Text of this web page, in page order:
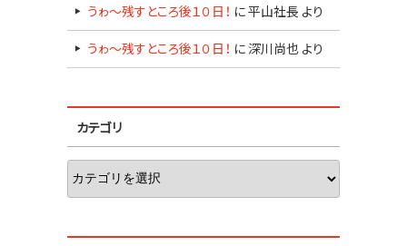
うゎ～残すところ後１０日！ に平山社長 より
うゎ～残すところ後１０日！ に 深川尚也 より
カテゴリ